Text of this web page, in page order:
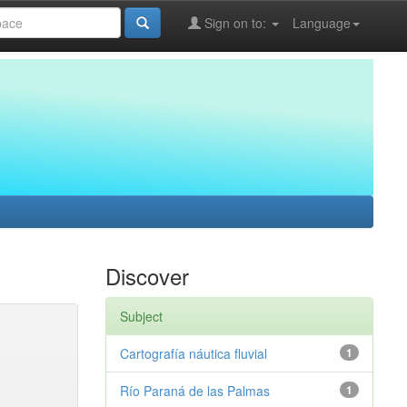
Language
Sign on to:
Discover
Subject
1
Cartografía náutica fluvial
1
Río Paraná de las Palmas